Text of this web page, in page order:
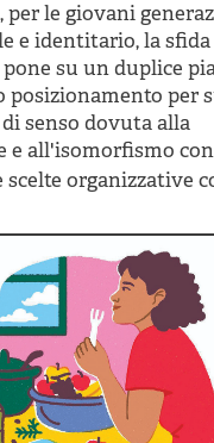
per le giovani
e identitario, la sfida
su un duplice
per
senso dovuta alla
e all'isomorfismo
organizzative